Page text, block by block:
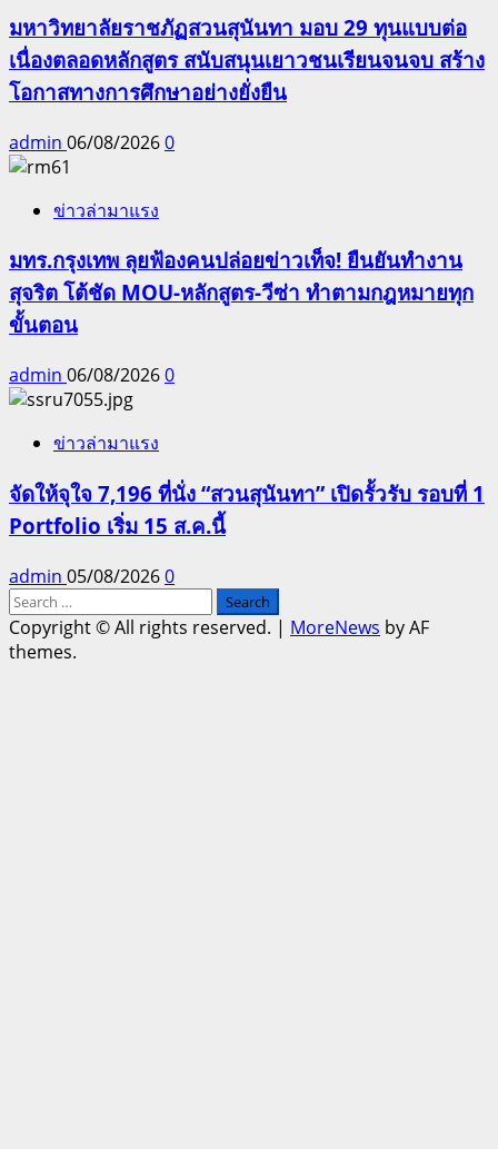
มหาวิทยาลัยราชภัฏสวนสุนันทา มอบ 29 ทุนแบบต่อ
เนื่องตลอดหลักสูตร สนับสนุนเยาวชนเรียนจนจบ สร้าง
โอกาสทางการศึกษาอย่างยั่งยืน
admin 06/08/20260
ข่าวล่ามาแรง
มทร.กรุงเทพ ลุยฟ้องคนปล่อยข่าวเท็จ! ยืนยันทำงาน
สุจริต โต้ชัด MOU-หลักสูตร-วีซ่า ทำตามกฎหมายทุก
ขั้นตอน
admin 06/08/20260
ข่าวล่ามาแรง
จัดให้จุใจ 7,196 ที่นั่ง “สวนสุนันทา” เปิดรั้วรับ รอบที่ 1
Portfolio เริ่ม 15 ส.ค.นี้
admin 05/08/20260
Search
for:
Copyright © All rights reserved. | MoreNews by AF
themes.